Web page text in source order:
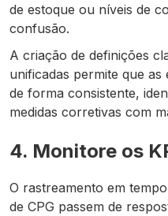
de estoque ou níveis de
confusão.
A criação de definições
unificadas permite que
de forma consistente,
medidas corretivas com
4. Monitore os
O rastreamento em
de CPG passem de